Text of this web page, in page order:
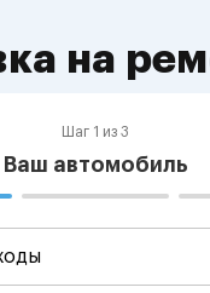
на
Шаг 1 из 3
Ваш автомобиль